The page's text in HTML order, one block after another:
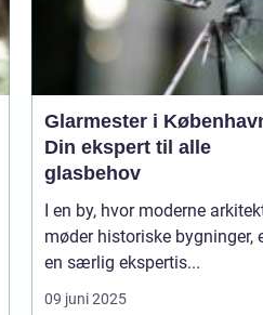
Glarmester i
Din ekspert til alle
glasbehov
I en by, hvor moderne
møder historiske bygninger,
en særlig ekspertis...
09 juni 2025